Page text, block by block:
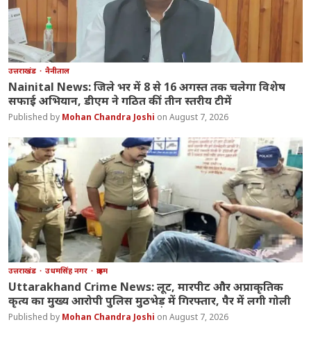
उत्तराखंड नैनीताल
Nainital News: जिले भर में 8 से 16 अगस्त तक चलेगा विशेष
सफाई अभियान, डीएम ने गठित कीं तीन स्तरीय टीमें
Mohan Chandra Joshi August 7, 2026
उत्तराखंड उधमसिंह नगर क्राइम
Uttarakhand Crime News: लूट, मारपीट और अप्राकृतिक
कृत्य का मुख्य आरोपी पुलिस मुठभेड़ में गिरफ्तार, पैर में लगी गोली
Mohan Chandra Joshi August 7, 2026